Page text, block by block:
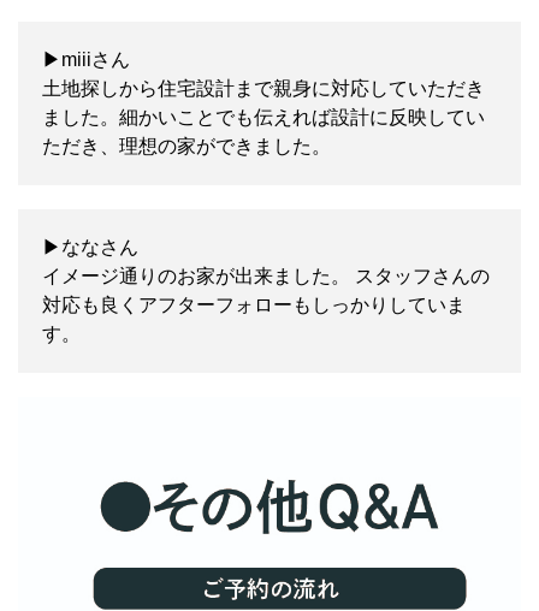
▶miiiさん
土地探しから住宅設計まで親身に対応していただき
ました。細かいことでも伝えれば設計に反映してい
ただき、理想の家ができました。
▶ななさん
イメージ通りのお家が出来ました。 スタッフさんの
対応も良くアフターフォローもしっかりしていま
す。